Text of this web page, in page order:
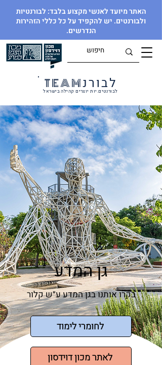
האתר מיועד לאנשי מקצוע בלבד: לבורנטיות
ולבורנטים. יש להקפיד על כל כללי הזהירות
הנדרשים.
לבורנTEAM
לבורנטים.יות יוצרים קהילה בישראל
גן המדע
בקרו אותנו בגן המדע ע״ש קלור
לחומרי לימוד
לאתר מכון דוידסון